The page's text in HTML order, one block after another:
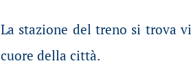
La stazione del treno si trova
cuore della città.